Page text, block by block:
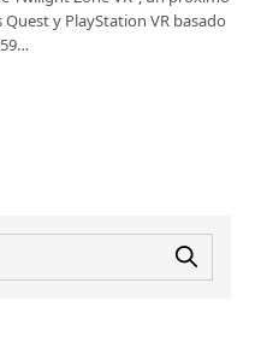
y PlayStation VR basado